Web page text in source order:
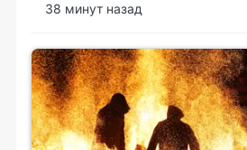
38 минут назад